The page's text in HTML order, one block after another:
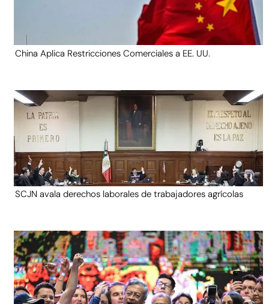
China Aplica Restricciones Comerciales a EE. UU.
SCJN avala derechos laborales de trabajadores agrícolas